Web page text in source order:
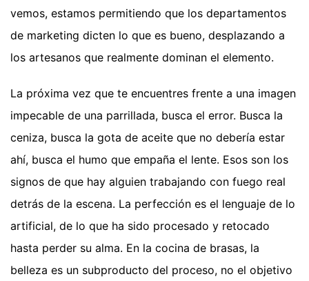
vemos, estamos permitiendo que los departamentos
de marketing dicten lo que es bueno, desplazando a
los artesanos que realmente dominan el elemento.
La próxima vez que te encuentres frente a una imagen
impecable de una parrillada, busca el error. Busca la
ceniza, busca la gota de aceite que no debería estar
ahí, busca el humo que empaña el lente. Esos son los
signos de que hay alguien trabajando con fuego real
detrás de la escena. La perfección es el lenguaje de lo
artificial, de lo que ha sido procesado y retocado
hasta perder su alma. En la cocina de brasas, la
belleza es un subproducto del proceso, no el objetivo